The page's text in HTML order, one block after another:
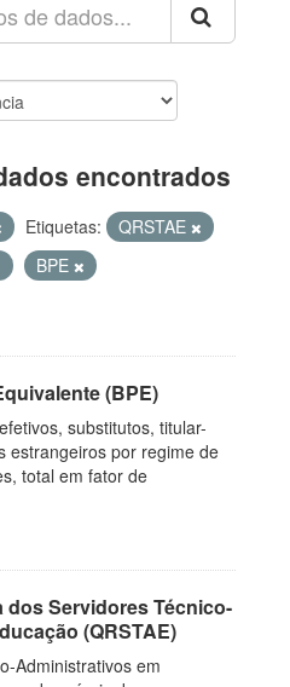
encontrados
Etiquetas:
QRSTAE
BPE
(BPE)
substitutos, titular-
estrangeiros por regime de
total em fator de
dos Servidores Técnico-
(QRSTAE)
Administrativos em